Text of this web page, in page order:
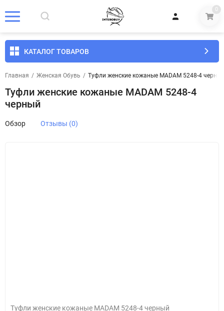
0
КАТАЛОГ ТОВАРОВ
Главная / Женская Обувь / Туфли женские кожаные MADAM 5248-4
Туфли женские кожаные MADAM 5248-4
черный
Обзор Отзывы (0)
Туфли женские кожаные MADAM 5248-4 черный